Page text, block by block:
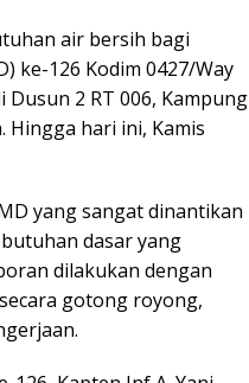
air bersih bagi
ke-126 Kodim 0427/Way
2 RT 006, Kampung
Hingga hari ini, Kamis
yang sangat dinantikan
dasar yang
dilakukan dengan
gotong royong,